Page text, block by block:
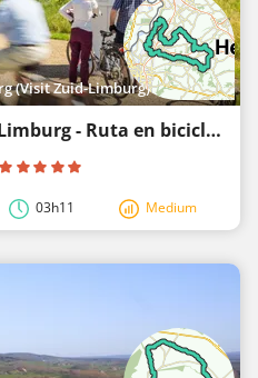
(Visit Zuid-Limburg)
Ruta en bicicleta - Zuid-Limburg - Ruta en bicicleta Mergelland bucle norte
03h11 Medium